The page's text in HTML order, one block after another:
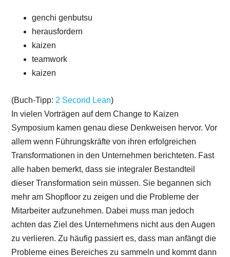
genchi genbutsu
herausfordern
kaizen
teamwork
kaizen
(Buch-Tipp: 2 Second Lean)
In vielen Vorträgen auf dem Change to Kaizen
Symposium kamen genau diese Denkweisen hervor. Vor
allem wenn Führungskräfte von ihren erfolgreichen
Transformationen in den Unternehmen berichteten. Fast
alle haben bemerkt, dass sie integraler Bestandteil
dieser Transformation sein müssen. Sie begannen sich
mehr am Shopfloor zu zeigen und die Probleme der
Mitarbeiter aufzunehmen. Dabei muss man jedoch
achten das Ziel des Unternehmens nicht aus den Augen
zu verlieren. Zu häufig passiert es, dass man anfängt die
Probleme eines Bereiches zu sammeln und kommt dann